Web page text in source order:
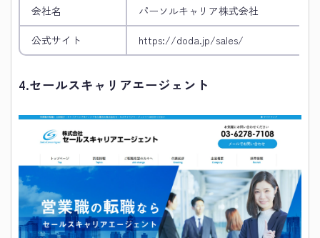
会社名 パーソルキャリア株式会社
公式サイト https://doda.jp/sales/
4.セールスキャリアエージェント